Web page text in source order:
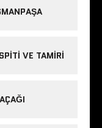
VE TAMIRI